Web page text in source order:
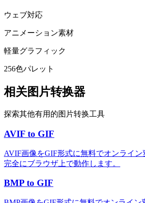
ウェブ対応
アニメーション素材
軽量グラフィック
256色パレット
相关图片转换器
探索其他有用的图片转换工具
AVIF to GIF
AVIF画像をGIF形式に無料でオンライン
完全にブラウザ上で動作します。
BMP to GIF